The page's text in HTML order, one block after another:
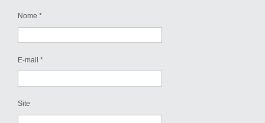
Nome *
E-mail *
Site